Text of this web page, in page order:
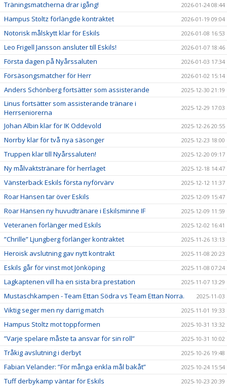
Träningsmatcherna drar igång! 2026-01-24 08:44
Hampus Stoltz förlängde kontraktet 2026-01-19 09:04
Notorisk målskytt klar för Eskils 2026-01-08 16:53
Leo Frigell Jansson ansluter till Eskils! 2026-01-07 18:46
Första dagen på Nyårssaluten 2026-01-03 17:34
Försäsongsmatcher för Herr 2026-01-02 15:14
Anders Schönberg fortsätter som assisterande 2025-12-30 21:19
Linus fortsätter som assisterande tränare i
Herrseniorerna
2025-12-29 17:03
Johan Albin klar för IK Oddevold 2025-12-26 20:55
Norrby klar för två nya säsonger 2025-12-23 18:00
Truppen klar till Nyårssaluten! 2025-12-20 09:17
Ny målvaktstränare för herrlaget 2025-12-18 14:47
Vänsterback Eskils första nyförvärv 2025-12-12 11:37
Roar Hansen tar över Eskils 2025-12-09 15:47
Roar Hansen ny huvudtränare i Eskilsminne IF 2025-12-09 11:59
Veteranen förlänger med Eskils 2025-12-02 16:41
”Chrille” Ljungberg förlänger kontraktet 2025-11-26 13:13
Heroisk avslutning gav nytt kontrakt 2025-11-08 20:23
Eskils går för vinst mot Jönköping 2025-11-08 07:24
Lagkaptenen vill ha en sista bra prestation 2025-11-07 13:29
Mustaschkampen - Team Ettan Södra vs Team Ettan Norra. 2025-11-03
Viktig seger men ny darrig match 2025-11-01 19:33
Hampus Stoltz mot toppformen 2025-10-31 13:32
”Varje spelare måste ta ansvar för sin roll” 2025-10-31 10:02
Tråkig avslutning i derbyt 2025-10-26 19:48
Fabian Velander: ”För många enkla mål bakåt” 2025-10-24 15:54
Tuff derbykamp väntar för Eskils 2025-10-23 20:39